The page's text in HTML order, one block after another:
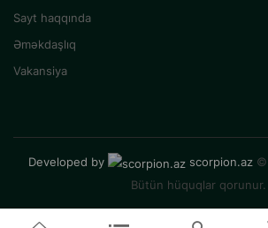
Sayt haqqında
Əməkdaşlıq
Vakansiya
Developed by scorpion.az ©
Bütün hüquqlar qorunur.